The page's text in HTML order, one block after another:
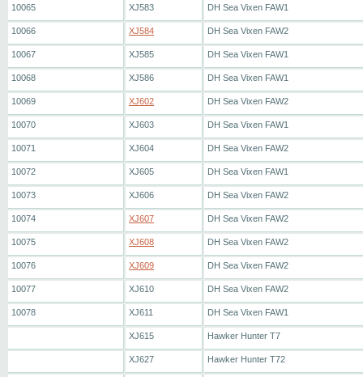
10065 XJ583 DH Sea Vixen FAW1
10066 XJ584 DH Sea Vixen FAW2
10067 XJ585 DH Sea Vixen FAW1
10068 XJ586 DH Sea Vixen FAW1
10069 XJ602 DH Sea Vixen FAW2
10070 XJ603 DH Sea Vixen FAW1
10071 XJ604 DH Sea Vixen FAW2
10072 XJ605 DH Sea Vixen FAW1
10073 XJ606 DH Sea Vixen FAW2
10074 XJ607 DH Sea Vixen FAW2
10075 XJ608 DH Sea Vixen FAW2
10076 XJ609 DH Sea Vixen FAW2
10077 XJ610 DH Sea Vixen FAW2
10078 XJ611 DH Sea Vixen FAW1
XJ615 Hawker Hunter T7
XJ627 Hawker Hunter T72